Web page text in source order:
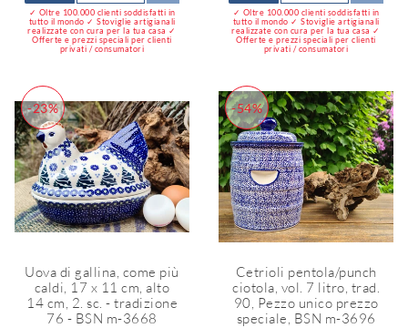
✓ Oltre 100.000 clienti soddisfatti in
tutto il mondo ✓ Stoviglie artigianali
realizzate con cura per la tua casa ✓
Offerte e prezzi speciali per clienti
privati / consumatori
✓ Oltre 100.000 clienti soddisfatti in
tutto il mondo ✓ Stoviglie artigianali
realizzate con cura per la tua casa ✓
Offerte e prezzi speciali per clienti
privati / consumatori
-23%
Uova di gallina, come più
caldi, 17 x 11 cm, alto
14 cm, 2. sc. - tradizione
76 - BSN m-3668
-54%
Cetrioli pentola/punch
ciotola, vol. 7 litro, trad.
90, Pezzo unico prezzo
speciale, BSN m-3696